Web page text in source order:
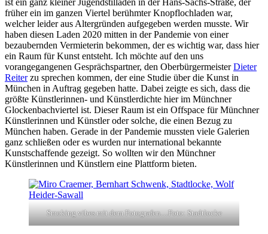
früher ein im ganzen Viertel berühmter Knopflochladen war,
welcher leider aus Altergründen aufgegeben werden musste. Wir
haben diesen Laden 2020 mitten in der Pandemie von einer
bezaubernden Vermieterin bekommen, der es wichtig war, dass hier
ein Raum für Kunst entsteht. Ich möchte auf den uns
vorangegangenen Gesprächspartner, den OberbürgermeisterDieter
Reiterzu sprechen kommen, der eine Studie über die Kunst in
München in Auftrag gegeben hatte. Dabei zeigte es sich, dass die
größte Künstlerinnen- und Künstlerdichte hier im Münchner
Glockenbachviertel ist. Dieser Raum ist ein Offspace für Münchner
Künstlerinnen und Künstler oder solche, die einen Bezug zu
München haben. Gerade in der Pandemie mussten viele Galerien
ganz schließen oder es wurden nur international bekannte
Kunstschaffende gezeigt. So wollten wir den Münchner
Künstlerinnen und Künstlern eine Plattform bieten.
Smoking vibes mit dem Fotografen…Foto: Stadtlocke